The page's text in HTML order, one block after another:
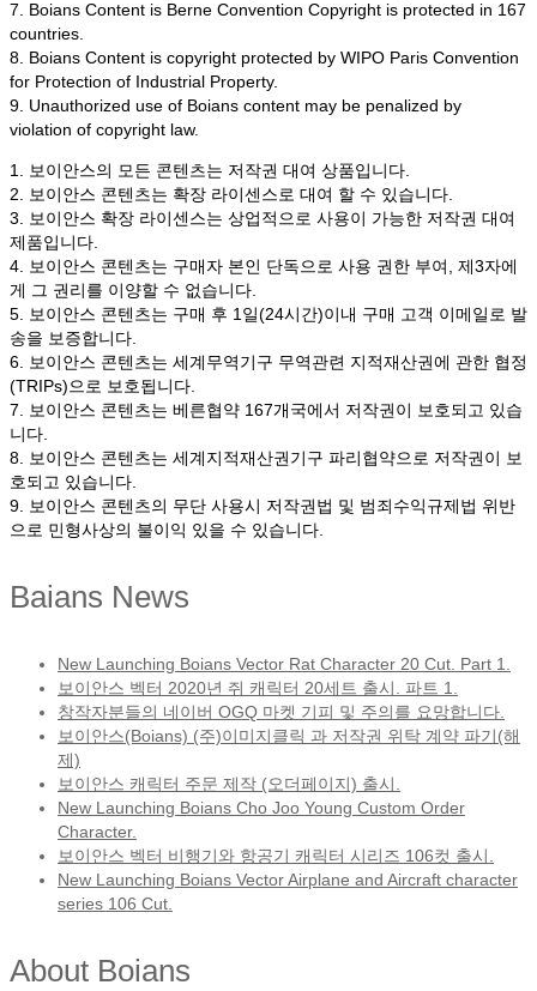
7. Boians Content is Berne Convention Copyright is protected in 167
countries.
8. Boians Content is copyright protected by WIPO Paris Convention
for Protection of Industrial Property.
9. Unauthorized use of Boians content may be penalized by
violation of copyright law.
1. 보이안스의 모든 콘텐츠는 저작권 대여 상품입니다.
2. 보이안스 콘텐츠는 확장 라이센스로 대여 할 수 있습니다.
3. 보이안스 확장 라이센스는 상업적으로 사용이 가능한 저작권 대여
제품입니다.
4. 보이안스 콘텐츠는 구매자 본인 단독으로 사용 권한 부여, 제3자에
게 그 권리를 이양할 수 없습니다.
5. 보이안스 콘텐츠는 구매 후 1일(24시간)이내 구매 고객 이메일로 발
송을 보증합니다.
6. 보이안스 콘텐츠는 세계무역기구 무역관련 지적재산권에 관한 협정
(TRIPs)으로 보호됩니다.
7. 보이안스 콘텐츠는 베른협약 167개국에서 저작권이 보호되고 있습
니다.
8. 보이안스 콘텐츠는 세계지적재산권기구 파리협약으로 저작권이 보
호되고 있습니다.
9. 보이안스 콘텐츠의 무단 사용시 저작권법 및 범죄수익규제법 위반
으로 민형사상의 불이익 있을 수 있습니다.
Baians News
New Launching Boians Vector Rat Character 20 Cut. Part 1.
보이안스 벡터 2020년 쥐 캐릭터 20세트 출시. 파트 1.
창작자분들의 네이버 OGQ 마켓 기피 및 주의를 요망합니다.
보이안스(Boians) (주)이미지클릭 과 저작권 위탁 계약 파기(해
제)
보이안스 캐릭터 주문 제작 (오더페이지) 출시.
New Launching Boians Cho Joo Young Custom Order
Character.
보이안스 벡터 비행기와 항공기 캐릭터 시리즈 106컷 출시.
New Launching Boians Vector Airplane and Aircraft character
series 106 Cut.
About Boians